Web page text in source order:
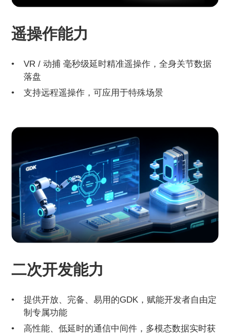
遥操作能力
VR / 动捕 毫秒级延时精准遥操作，全身关节数据
落盘
支持远程遥操作，可应用于特殊场景
二次开发能力
提供开放、完备、易用的GDK，赋能开发者自由定
制专属功能
高性能、低延时的通信中间件，多模态数据实时获